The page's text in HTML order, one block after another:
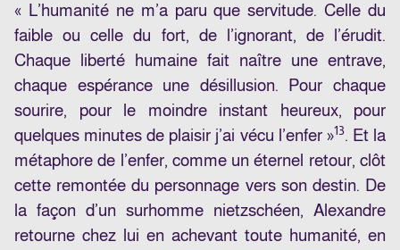
« L’humanité ne m’a paru que servitude. Celle du
faible ou celle du fort, de l’ignorant, de l’érudit.
Chaque liberté humaine fait naître une entrave,
chaque espérance une désillusion. Pour chaque
sourire, pour le moindre instant heureux, pour
quelques minutes de plaisir j’ai vécu l’enfer »13. Et la
métaphore de l’enfer, comme un éternel retour, clôt
cette remontée du personnage vers son destin. De
la façon d’un surhomme nietzschéen, Alexandre
retourne chez lui en achevant toute humanité, en